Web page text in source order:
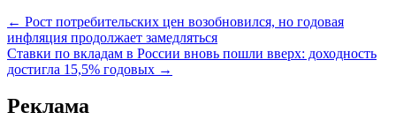
Навигация
по
записям
← Рост потребительских цен возобновился, но годовая
инфляция продолжает замедляться
Ставки по вкладам в России вновь пошли вверх: доходность
достигла 15,5% годовых →
Реклама